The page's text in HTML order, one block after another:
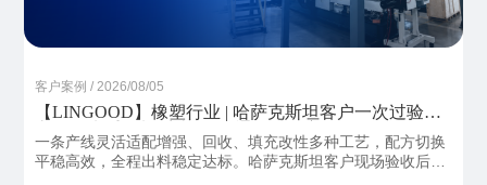
客户案例 / 2026/08/05
【LINGOOD】橡塑行业 | 哈萨克斯坦客户一次过验：
一条产线灵活适配增强、回收、填充改性多种工艺，配方切换
平稳高效，全程出料稳定达标。哈萨克斯坦客户现场验收后给